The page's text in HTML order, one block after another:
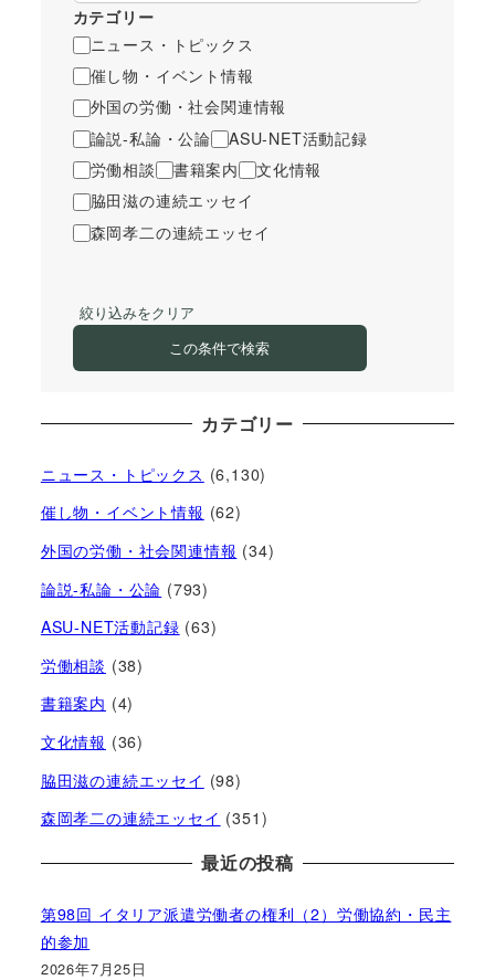
カテゴリー
ニュース・トピックス
催し物・イベント情報
外国の労働・社会関連情報
論説-私論・公論
ASU-NET活動記録
労働相談
書籍案内
文化情報
脇田滋の連続エッセイ
森岡孝二の連続エッセイ
絞り込みをクリア
この条件で検索
カテゴリー
ニュース・トピックス (6,130)
催し物・イベント情報 (62)
外国の労働・社会関連情報 (34)
論説-私論・公論 (793)
ASU-NET活動記録 (63)
労働相談 (38)
書籍案内 (4)
文化情報 (36)
脇田滋の連続エッセイ (98)
森岡孝二の連続エッセイ (351)
最近の投稿
第98回 イタリア派遣労働者の権利（2）労働協約・民主
的参加
2026年7月25日